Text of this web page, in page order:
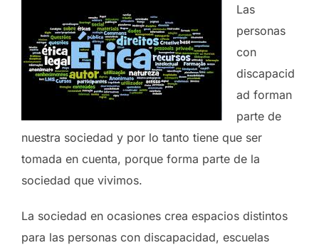
Las
personas
con
discapacid
ad forman
parte de
nuestra sociedad y por lo tanto tiene que ser
tomada en cuenta, porque forma parte de la
sociedad que vivimos.
La sociedad en ocasiones crea espacios distintos
para las personas con discapacidad, escuelas